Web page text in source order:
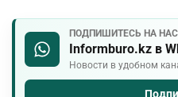
ПОДПИШИТЕСЬ НА НАС
Informburo.kz в
Новости в удобном